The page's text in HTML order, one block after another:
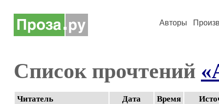
Авторы
Список прочтений
Читатель Дата Время